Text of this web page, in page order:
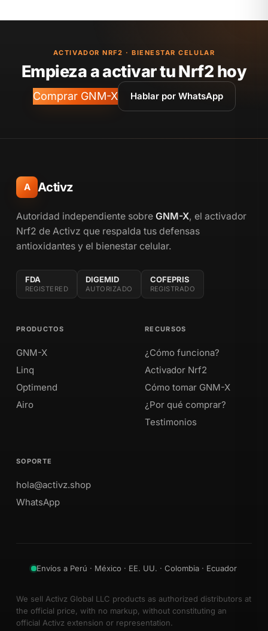
ACTIVADOR NRF2 · BIENESTAR CELULAR
Empieza a activar tu Nrf2 hoy
Comprar GNM-X Hablar por WhatsApp
A Activz
Autoridad independiente sobre GNM-X, el activador
Nrf2 de Activz que respalda tus defensas
antioxidantes y el bienestar celular.
FDA
REGISTERED
DIGEMID
AUTORIZADO
COFEPRIS
REGISTRADO
PRODUCTOS
GNM-X
Linq
Optimend
Airo
RECURSOS
¿Cómo funciona?
Activador Nrf2
Cómo tomar GNM-X
¿Por qué comprar?
Testimonios
SOPORTE
hola@activz.shop
WhatsApp
Envíos a Perú · México · EE. UU. · Colombia · Ecuador
We sell Activz Global LLC products as authorized distributors at
the official price, with no markup, without constituting an
official Activz extension or representation.